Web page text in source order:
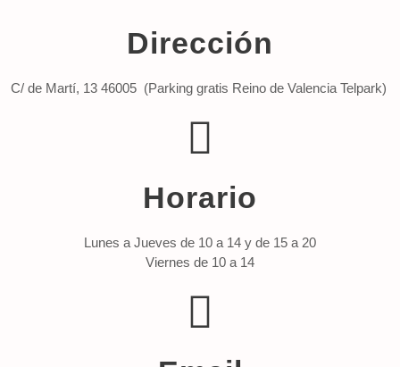
Dirección
C/ de Martí, 13 46005 (Parking gratis Reino de Valencia Telpark)
Horario
Lunes a Jueves de 10 a 14 y de 15 a 20
Viernes de 10 a 14